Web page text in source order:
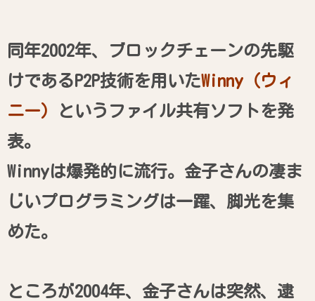
同年2002年、ブロックチェーンの先駆
けであるP2P技術を用いたWinny（ウィ
ニー）
というファイル共有ソフトを発
表。
Winnyは爆発的に流行。金子さんの凄ま
じいプログラミングは一躍、脚光を集
めた。
ところが2004年、金子さんは突然、逮